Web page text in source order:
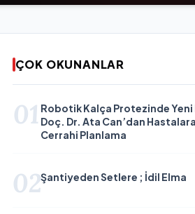
ÇOK OKUNANLAR
01 Robotik Kalça Protezinde Yeni
Doç. Dr. Ata Can’dan
Cerrahi Planlama
02Şantiyeden Setlere ; İdil Elma